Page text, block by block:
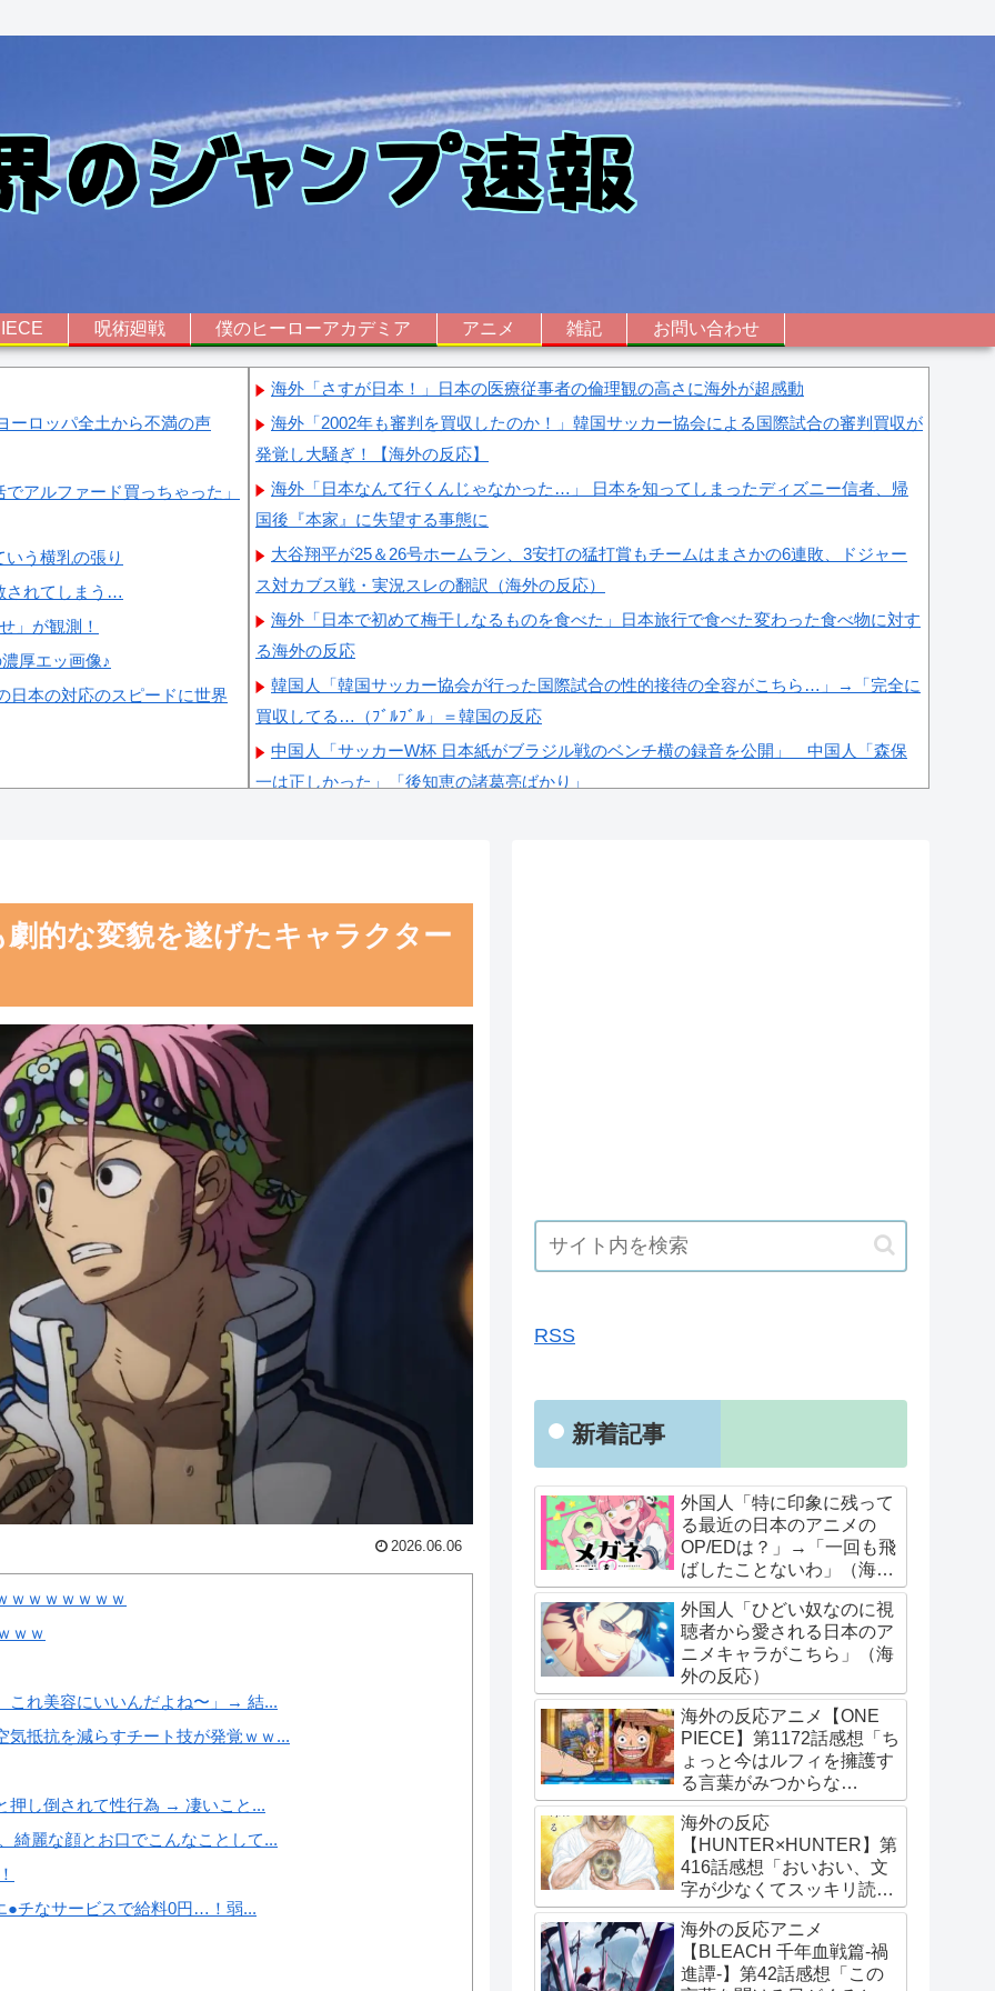
呪術廻戦 僕のヒーローアカデミア アニメ 雑記 お問い合わせ
ーロッパ全土から不満の声
アルファード買っちゃった」
う横乳の張り
されてしまう…
」が観測！
厚エッ画像♪
日本の対応のスピードに世界
海外「さすが日本！」日本の医療従事者の倫理観の高さに海外が超感動
海外「2002年も審判を買収したのか！」韓国サッカー協会による国際試合の審判買収が
発覚し大騒ぎ！【海外の反応】
海外「日本なんて行くんじゃなかった…」 日本を知ってしまったディズニー信者、帰
国後『本家』に失望する事態に
大谷翔平が25＆26号ホームラン、3安打の猛打賞もチームはまさかの6連敗、ドジャー
ス対カブス戦・実況スレの翻訳（海外の反応）
海外「日本で初めて梅干しなるものを食べた」日本旅行で食べた変わった食べ物に対す
る海外の反応
韓国人「韓国サッカー協会が行った国際試合の性的接待の全容がこちら…」→「完全に
買収してる…（ﾌﾞﾙﾌﾞﾙ」＝韓国の反応
中国人「サッカーW杯 日本紙がブラジル戦のベンチ横の録音を公開」 中国人「森保
一は正しかった」「後知恵の諸葛亮ばかり」
韓国人「韓国サッカー協会W杯予選で外国人審判に性接待したことが発覚！」
Powered by livedoor 相互RSS
的な変貌を遂げたキャラクター
2026.06.06
ｗｗｗｗｗｗｗ
ｗｗ
これ美容にいいんだよね〜」→ 結...
抵抗を減らすチート技が発覚ｗｗ...
押し倒されて性行為 → 凄いこと...
綺麗な顔とお口でこんなことして...
●チなサービスで給料0円…！弱...
RSS
新着記事
外国人「特に印象に残って
る最近の日本のアニメの
OP/EDは？」→「一回も飛
ばしたことないわ」（海外
の反応）
外国人「ひどい奴なのに視
聴者から愛される日本のア
ニメキャラがこちら」（海
外の反応）
海外の反応アニメ【ONE
PIECE】第1172話感想「ち
ょっと今はルフィを擁護す
る言葉がみつからな
い･･･」
海外の反応
【HUNTER×HUNTER】第
416話感想「おいおい、文
字が少なくてスッキリ読め
るぞ！！」
海外の反応アニメ
【BLEACH 千年血戦篇-禍
進譚-】第42話感想「この